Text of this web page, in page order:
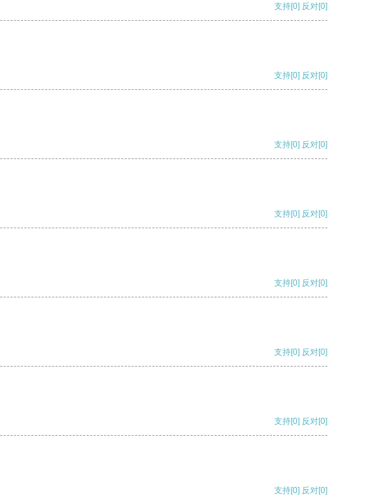
支持[0] 反对[0]
支持[0] 反对[0]
支持[0] 反对[0]
支持[0] 反对[0]
支持[0] 反对[0]
支持[0] 反对[0]
支持[0] 反对[0]
支持[0] 反对[0]